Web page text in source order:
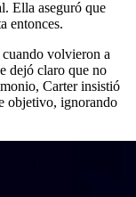
Ella aseguró que
entonces.
volvieron a
dejó claro que no
Carter insistió
objetivo, ignorando